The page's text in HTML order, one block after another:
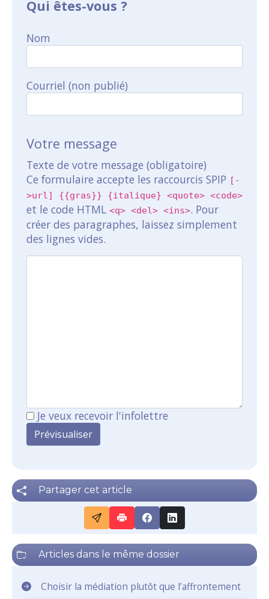
Qui êtes-vous ?
Nom
Courriel (non publié)
Votre message
Texte de votre message (obligatoire)
Ce formulaire accepte les raccourcis SPIP [-
>url] {{gras}} {italique} <quote> <code>
et le code HTML <q> <del> <ins>. Pour
créer des paragraphes, laissez simplement
des lignes vides.
Je veux recevoir l'infolettre
Partager cet article
Articles dans le même dossier
Choisir la médiation plutôt que l’affrontement